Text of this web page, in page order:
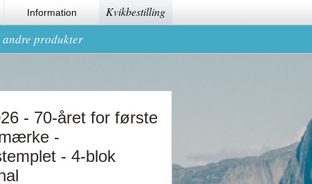
Information Kvikbestilling
andre produkter
- 70-året for første
-
- 4-blok